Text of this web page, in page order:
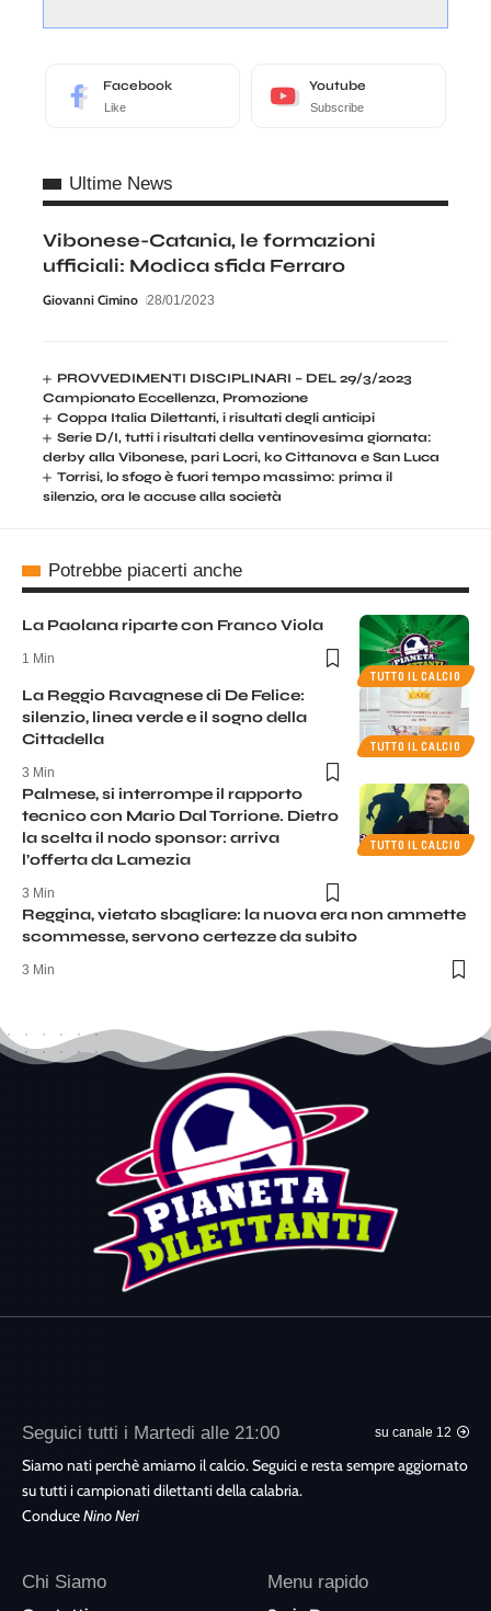
Facebook
Like
Youtube
Subscribe
Ultime News
Vibonese-Catania, le formazioni
ufficiali: Modica sfida Ferraro
Giovanni Cimino 28/01/2023
PROVVEDIMENTI DISCIPLINARI – DEL 29/3/2023
Campionato Eccellenza, Promozione
Coppa Italia Dilettanti, i risultati degli anticipi
Serie D/I, tutti i risultati della ventinovesima giornata:
derby alla Vibonese, pari Locri, ko Cittanova e San Luca
Torrisi, lo sfogo è fuori tempo massimo: prima il
silenzio, ora le accuse alla società
Potrebbe piacerti anche
TUTTO IL CALCIO
La Paolana riparte con Franco Viola
1 Min
TUTTO IL CALCIO
La Reggio Ravagnese di De Felice:
silenzio, linea verde e il sogno della
Cittadella
3 Min
TUTTO IL CALCIO
Palmese, si interrompe il rapporto
tecnico con Mario Dal Torrione. Dietro
la scelta il nodo sponsor: arriva
l’offerta da Lamezia
3 Min
Reggina, vietato sbagliare: la nuova era non ammette
scommesse, servono certezze da subito
3 Min
Seguici tutti i Martedi alle 21:00 su canale 12
Siamo nati perchè amiamo il calcio. Seguici e resta sempre aggiornato
su tutti i campionati dilettanti della calabria.
ConduceNino Neri
Chi Siamo Menu rapido